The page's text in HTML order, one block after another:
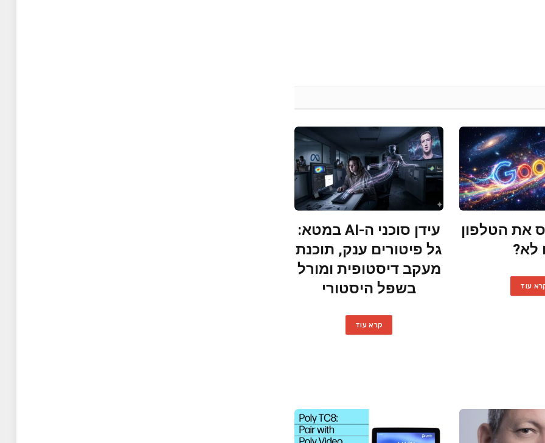
את הטלפון
לא?
עוד
עידן סוכני ה-AI במטא:
גל פיטורים ענק, תוכנת
מעקב דיסטופית ומורל
בשפל היסטורי
קרא עוד